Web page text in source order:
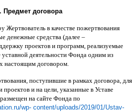
Предмет договора
Жертвователь в качестве пожертвования
денежные средства (далее –
проектов и программ реализуемые
уставной деятельности Фонда одним из
настоящим договором
поступившие в рамках договора для
проектов и на цели указанные в Уставе
на сайте Фонда по
wp- content/uploads/2019/01/Ustav-